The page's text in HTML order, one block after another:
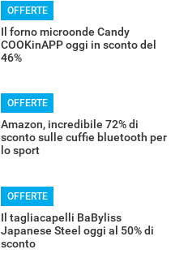
OFFERTE
Il forno microonde Candy
COOKinAPP oggi in sconto del
46%
OFFERTE
Amazon, incredibile 72% di
sconto sulle cuffie bluetooth per
lo sport
OFFERTE
Il tagliacapelli BaByliss
Japanese Steel oggi al 50% di
sconto